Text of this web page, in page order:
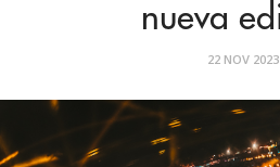
nueva
22 NOV 2023